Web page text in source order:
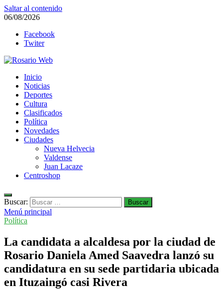
Saltar al contenido
06/08/2026
Facebook
Twiter
Rosario Web
Todas la noticias de Rosario y la zona
Inicio
Noticias
Deportes
Cultura
Clasificados
Política
Novedades
Ciudades
Nueva Helvecia
Valdense
Juan Lacaze
Centroshop
Buscar:
Menú principal
Política
La candidata a alcaldesa por la ciudad de
Rosario Daniela Amed Saavedra lanzó su
candidatura en su sede partidaria ubicada
en Ituzaingó casi Rivera